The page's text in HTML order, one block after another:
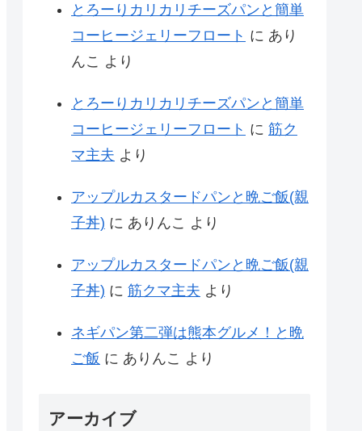
とろーりカリカリチーズパンと簡単
コーヒージェリーフロート に あり
んこ より
とろーりカリカリチーズパンと簡単
コーヒージェリーフロート に 筋ク
マ主夫 より
アップルカスタードパンと晩ご飯(親
子丼) に ありんこ より
アップルカスタードパンと晩ご飯(親
子丼) に 筋クマ主夫 より
ネギパン第二弾は熊本グルメ！と晩
ご飯 に ありんこ より
アーカイブ